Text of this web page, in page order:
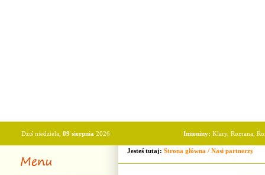
Dziś niedziela, 09 sierpnia 2026 Imieniny: Klary, Romana,
Jesteś tutaj: Strona główna / Nasi partnerzy